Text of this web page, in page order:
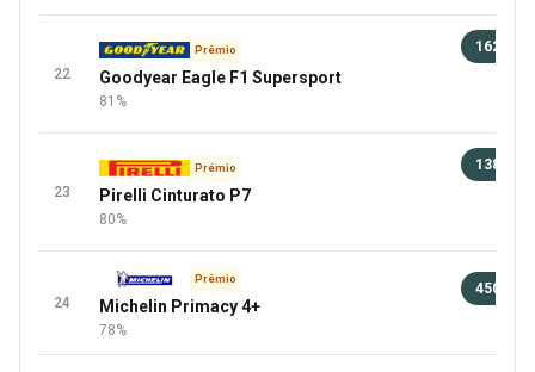
22
Prémio
Goodyear Eagle F1 Supersport
81%
162 €
23
Prémio
Pirelli Cinturato P7
80%
138 €
24
Prémio
Michelin Primacy 4+
78%
450 €